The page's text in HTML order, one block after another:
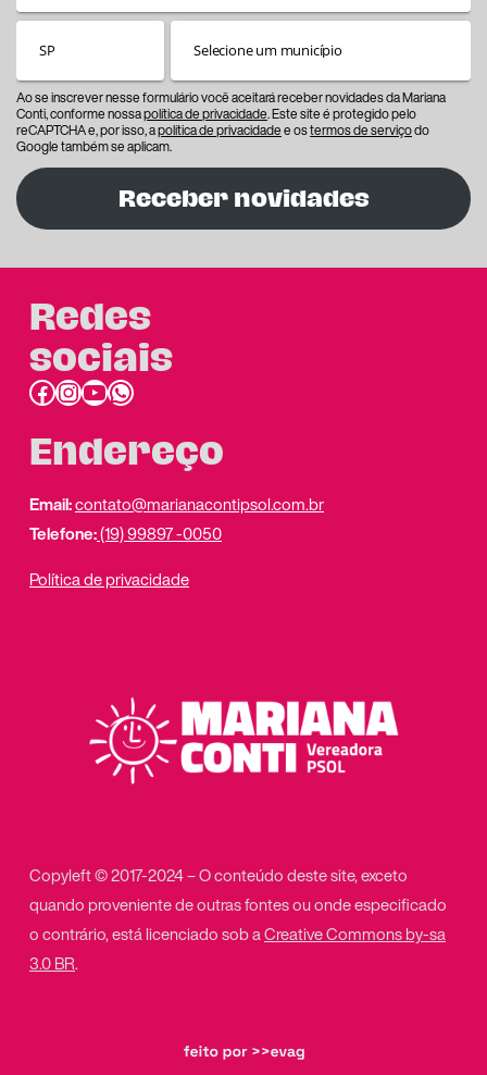
Ao se inscrever nesse formulário você aceitará receber novidades da Mariana
Conti, conforme nossapolítica de privacidade. Este site é protegido pelo
reCAPTCHA e, por isso, apolítica de privacidadee ostermos de serviçodo
Google também se aplicam.
Receber novidades
Redes
sociais
Facebook InstagramYoutube link do whatsapp
Endereço
Email:contato@marianacontipsol.com.br
Telefone:(19) 99897 -0050
Política de privacidade
Copyleft © 2017-2024 – O conteúdo deste site, exceto
quando proveniente de outras fontes ou onde especificado
o contrário, está licenciado sob aCreative Commons by-sa
3.0 BR.